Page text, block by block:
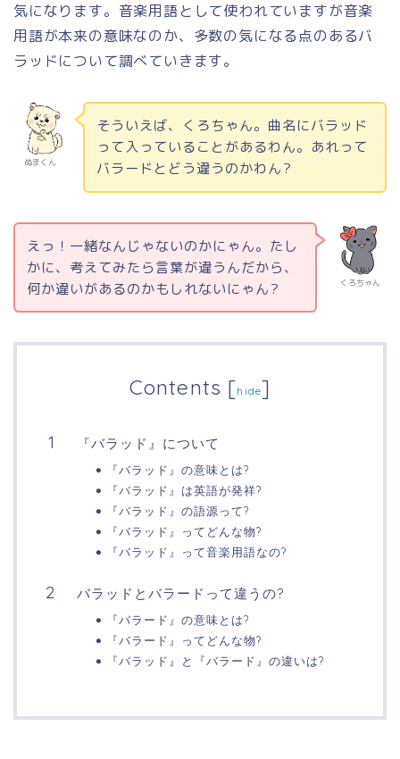
気になります。音楽用語として使われていますが音楽
用語が本来の意味なのか、多数の気になる点のあるバ
ラッドについて調べていきます。
ぬまくん
そういえば、くろちゃん。曲名にバラッド
って入っていることがあるわん。あれって
バラードとどう違うのかわん?
くろちゃん
えっ！一緒なんじゃないのかにゃん。たし
かに、考えてみたら言葉が違うんだから、
何か違いがあるのかもしれないにゃん?
Contents [hide]
『バラッド』について
『バラッド』の意味とは?
『バラッド』は英語が発祥?
『バラッド』の語源って?
『バラッド』ってどんな物?
『バラッド』って音楽用語なの?
バラッドとバラードって違うの?
『バラード』の意味とは?
『バラード』ってどんな物?
『バラッド』と『バラード』の違いは?